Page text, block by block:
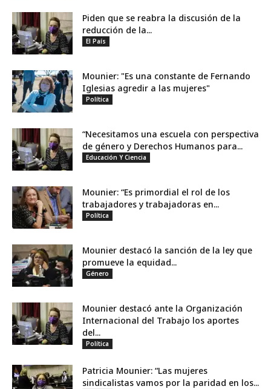
Piden que se reabra la discusión de la
reducción de la...
El País
Mounier: "Es una constante de Fernando
Iglesias agredir a las mujeres"
Política
“Necesitamos una escuela con perspectiva
de género y Derechos Humanos para...
Educación Y Ciencia
Mounier: “Es primordial el rol de los
trabajadores y trabajadoras en...
Política
Mounier destacó la sanción de la ley que
promueve la equidad...
Género
Mounier destacó ante la Organización
Internacional del Trabajo los aportes
del...
Política
Patricia Mounier: “Las mujeres
sindicalistas vamos por la paridad en los...